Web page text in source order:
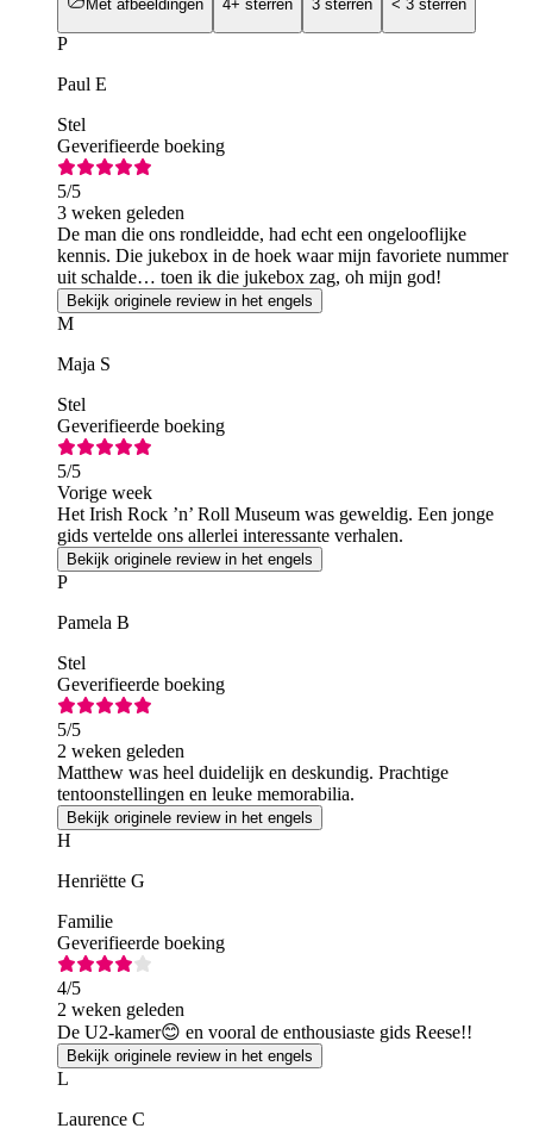
Met afbeeldingen 4+ sterren 3 sterren < 3 sterren
P
Paul E
Stel
Geverifieerde boeking
5/5
3 weken geleden
De man die ons rondleidde, had echt een ongelooflijke
kennis. Die jukebox in de hoek waar mijn favoriete nummer
uit schalde… toen ik die jukebox zag, oh mijn god!
Bekijk originele review in het engels
M
Maja S
Stel
Geverifieerde boeking
5/5
Vorige week
Het Irish Rock ’n’ Roll Museum was geweldig. Een jonge
gids vertelde ons allerlei interessante verhalen.
Bekijk originele review in het engels
P
Pamela B
Stel
Geverifieerde boeking
5/5
2 weken geleden
Matthew was heel duidelijk en deskundig. Prachtige
tentoonstellingen en leuke memorabilia.
Bekijk originele review in het engels
H
Henriëtte G
Familie
Geverifieerde boeking
4/5
2 weken geleden
De U2-kamer😊 en vooral de enthousiaste gids Reese!!
Bekijk originele review in het engels
L
Laurence C